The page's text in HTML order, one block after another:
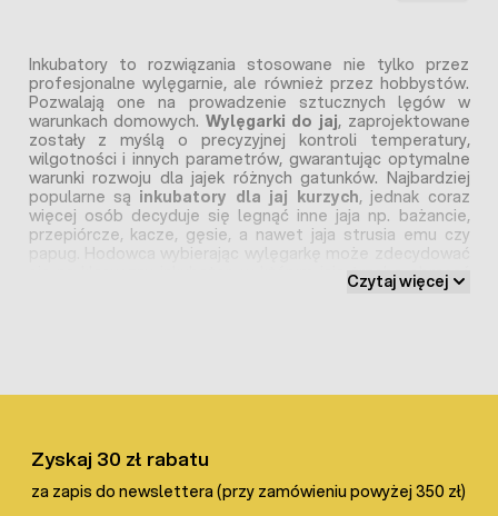
Inkubatory to rozwiązania stosowane nie tylko przez
profesjonalne wylęgarnie, ale również przez hobbystów.
Pozwalają one na prowadzenie sztucznych lęgów w
warunkach domowych. Wylęgarki do jaj, zaprojektowane
zostały z myślą o precyzyjnej kontroli temperatury,
wilgotności i innych parametrów, gwarantując optymalne
warunki rozwoju dla jajek różnych gatunków. Najbardziej
popularne są inkubatory dla jaj kurzych, jednak coraz
więcej osób decyduje się legnąć inne jaja np. bażancie,
przepiórcze, kacze, gęsie, a nawet jaja strusia emu czy
papug. Hodowca wybierając wylęgarkę może zdecydować
się na klasyczny inkubator, w którym jaja trzeba obracać
ręcznie lub automatyczny, w którym rotacja następuje
inkubacji nie tylko zależy od wylęgarki którą wybierzemy,
ale również od jakości inkubowanych jaj. Do prześwietlania
jaj służą owoskopy, dzięki którym po ok. 7 dniach od
Czytaj więcej
Zyskaj 30 zł rabatu
za zapis do newslettera (przy zamówieniu powyżej 350 zł)